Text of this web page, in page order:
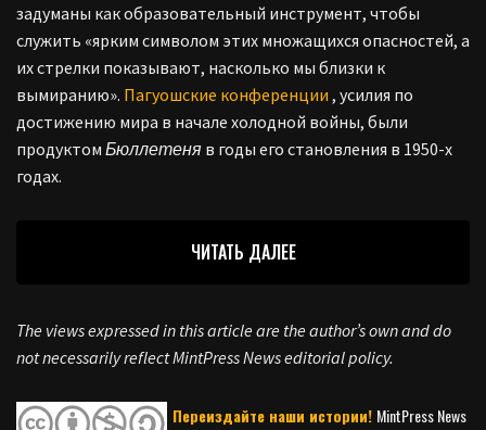
задуманы как образовательный инструмент, чтобы
служить «ярким символом этих множащихся опасностей, а
их стрелки показывают, насколько мы близки к
вымиранию». Пагуошские конференции , усилия по
достижению мира в начале холодной войны, были
продуктом Бюллетеня в годы его становления в 1950-х
годах.
ЧИТАТЬ ДАЛЕЕ
The views expressed in this article are the author’s own and do
not necessarily reflect MintPress News editorial policy.
Переиздайте наши истории! MintPress News